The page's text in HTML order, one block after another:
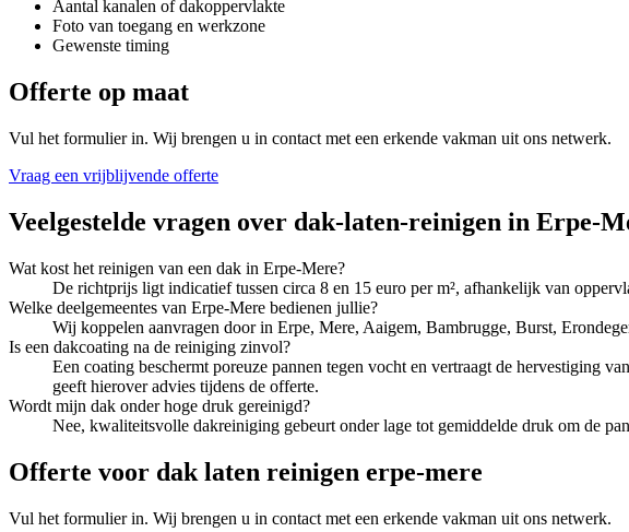
Aantal kanalen of dakoppervlakte
Foto van toegang en werkzone
Gewenste timing
Offerte op maat
Vul het formulier in. Wij brengen u in contact met een erkende vakman uit ons netwerk.
Vraag een vrijblijvende offerte
Veelgestelde vragen over dak-laten-reinigen in Erpe-
Wat kost het reinigen van een dak in Erpe-Mere?
De richtprijs ligt indicatief tussen circa 8 en 15 euro per m², afhankelijk van
Welke deelgemeentes van Erpe-Mere bedienen jullie?
Wij koppelen aanvragen door in Erpe, Mere, Aaigem, Bambrugge, Burst,
Is een dakcoating na de reiniging zinvol?
Een coating beschermt poreuze pannen tegen vocht en vertraagt de hervestiging
geeft hierover advies tijdens de offerte.
Wordt mijn dak onder hoge druk gereinigd?
Nee, kwaliteitsvolle dakreiniging gebeurt onder lage tot gemiddelde druk om de
Offerte voor dak laten reinigen erpe-mere
Vul het formulier in. Wij brengen u in contact met een erkende vakman uit ons netwerk.